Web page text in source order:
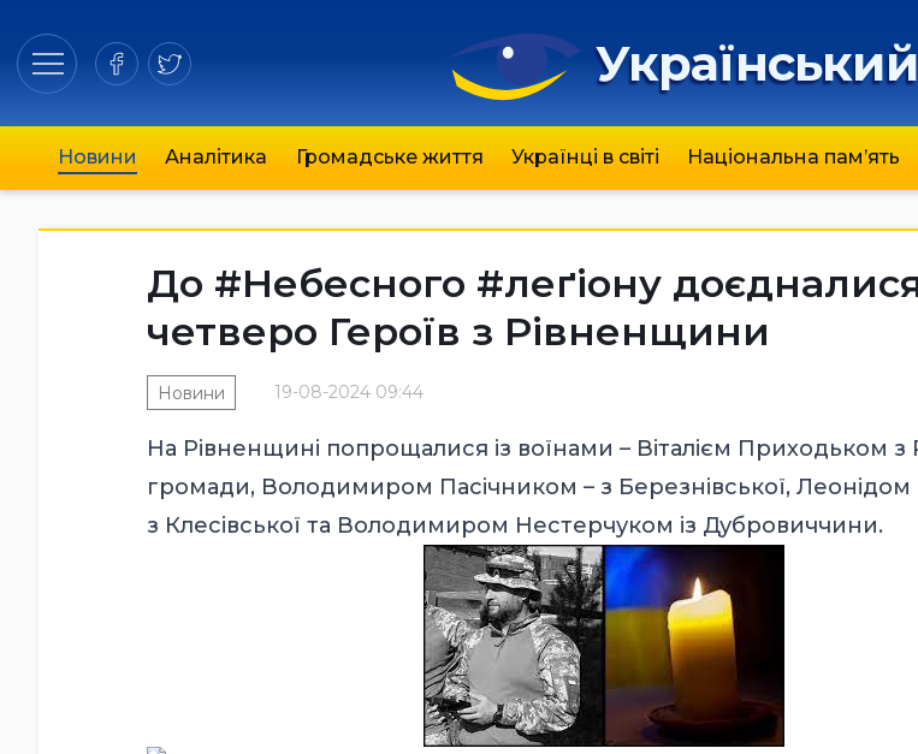
Новини Аналітика Громадське життя Українці в світі Національна пам’ять
До #Небесного #леґіону
четверо Героїв з Рівненщини
19-08-2024 09:44
Новини
На Рівненщині попрощалися із воїнами – Віталієм Приходьком з
громади, Володимиром Пасічником – з Березнівської,
з Клесівської та Володимиром Нестерчуком із Дубровиччини.